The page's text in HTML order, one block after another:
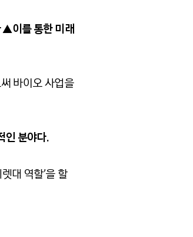
▲이를 통한 미래
바이오 사업을
인 분야다.
대 역할’을 할